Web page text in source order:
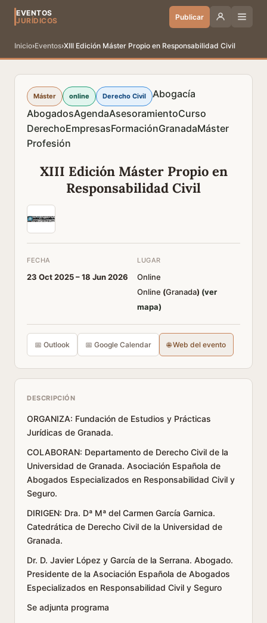
EVENTOS
JURÍDICOS
Publicar
Inicio›Eventos›XIII Edición Máster Propio en Responsabilidad Civil
Máster online Derecho Civil
Abogacía
AbogadosAgendaAsesoramientoCurso
DerechoEmpresasFormaciónGranadaMáster
Profesión
XIII Edición Máster Propio en
Responsabilidad Civil
FECHA
23 Oct 2025 –18 Jun 2026
LUGAR
Online
Online (Granada) (ver
mapa)
📅 Outlook 📅 Google Calendar 🌐 Web del evento
DESCRIPCIÓN
ORGANIZA: Fundación de Estudios y Prácticas
Jurídicas de Granada.
COLABORAN: Departamento de Derecho Civil de la
Universidad de Granada. Asociación Española de
Abogados Especializados en Responsabilidad Civil y
Seguro.
DIRIGEN: Dra. Dª Mª del Carmen García Garnica.
Catedrática de Derecho Civil de la Universidad de
Granada.
Dr. D. Javier López y García de la Serrana. Abogado.
Presidente de la Asociación Española de Abogados
Especializados en Responsabilidad Civil y Seguro
Se adjunta programa